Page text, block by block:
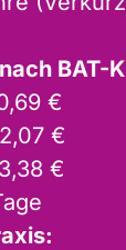
BAT-
€
€
€